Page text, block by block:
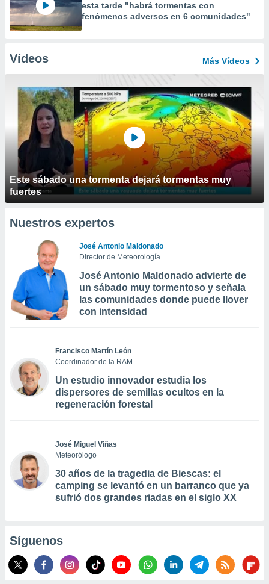
esta tarde "habrá tormentas con
fenómenos adversos en 6 comunidades"
Vídeos Más Vídeos
Este sábado una tormenta dejará tormentas muy
fuertes
Nuestros expertos
José Antonio Maldonado
Director de Meteorología
José Antonio Maldonado advierte de
un sábado muy tormentoso y señala
las comunidades donde puede llover
con intensidad
Francisco Martín León
Coordinador de la RAM
Un estudio innovador estudia los
dispersores de semillas ocultos en la
regeneración forestal
José Miguel Viñas
Meteorólogo
30 años de la tragedia de Biescas: el
camping se levantó en un barranco que ya
sufrió dos grandes riadas en el siglo XX
Síguenos